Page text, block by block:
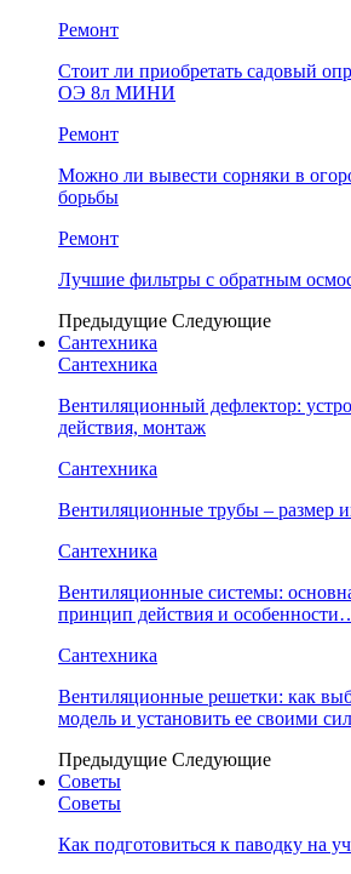
Ремонт
Стоит ли приобретать садовый
ОЭ 8л МИНИ
Ремонт
Можно ли вывести сорняки в
борьбы
Ремонт
Лучшие фильтры с обратным
Предыдущие Следующие
Сантехника
Сантехника
Вентиляционный дефлектор:
действия, монтаж
Сантехника
Вентиляционные трубы – размер
Сантехника
Вентиляционные системы:
принцип действия и
Сантехника
Вентиляционные решетки: как
модель и установить ее своими
Предыдущие Следующие
Советы
Советы
Как подготовиться к паводку на